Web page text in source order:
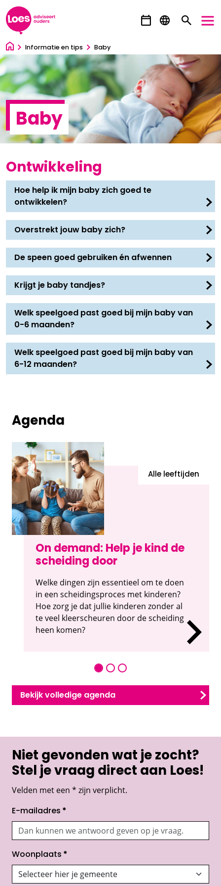
Ga direct naar inhoud
Informatie en tips Baby
Baby
Ontwikkeling
Hoe help ik mijn baby zich goed te
ontwikkelen?
Overstrekt jouw baby zich?
De speen goed gebruiken én afwennen
Krijgt je baby tandjes?
Welk speelgoed past goed bij mijn baby van
0-6 maanden?
Welk speelgoed past goed bij mijn baby van
6-12 maanden?
Agenda
On demand: Help je kind de
scheiding door
Alle leeftijden
Welke dingen zijn essentieel om te doen
in een scheidingsproces met kinderen?
Hoe zorg je dat jullie kinderen zonder al
te veel kleerscheuren door de scheiding
heen komen?
Bekijk volledige agenda
Niet gevonden wat je zocht?
Stel je vraag direct aan Loes!
Velden met een * zijn verplicht.
E-mailadres *
Woonplaats *